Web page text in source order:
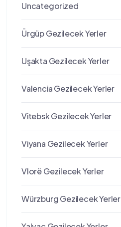
Uncategorized
Ürgüp Gezilecek Yerler
Uşakta Gezilecek Yerler
Valencia Gezilecek Yerler
Vitebsk Gezilecek Yerler
Viyana Gezilecek Yerler
Vlorë Gezilecek Yerler
Würzburg Gezilecek Yerler